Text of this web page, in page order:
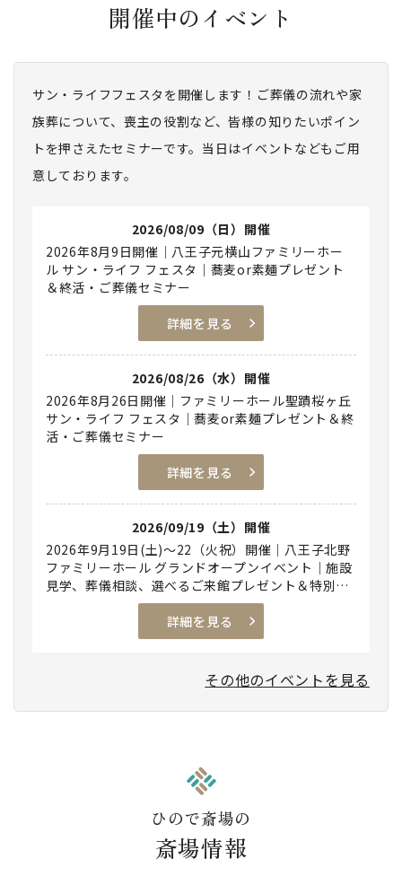
開催中のイベント
サン・ライフフェスタを開催します！ご葬儀の流れや家
族葬について、喪主の役割など、皆様の知りたいポイン
トを押さえたセミナーです。当日はイベントなどもご用
意しております。
2026/08/09（日）開催
2026年8月9日開催｜八王子元横山ファミリーホー
ル サン・ライフ フェスタ｜蕎麦or素麺プレゼント
＆終活・ご葬儀セミナー
詳細を見る
2026/08/26（水）開催
2026年8月26日開催｜ファミリーホール聖蹟桜ヶ丘
サン・ライフ フェスタ｜蕎麦or素麺プレゼント＆終
活・ご葬儀セミナー
詳細を見る
2026/09/19（土）開催
2026年9月19日(土)～22（火祝）開催｜八王子北野
ファミリーホール グランドオープンイベント｜施設
見学、葬儀相談、選べるご来館プレゼント＆特別出
詳細を見る
その他のイベントを見る
ひので斎場の
斎場情報